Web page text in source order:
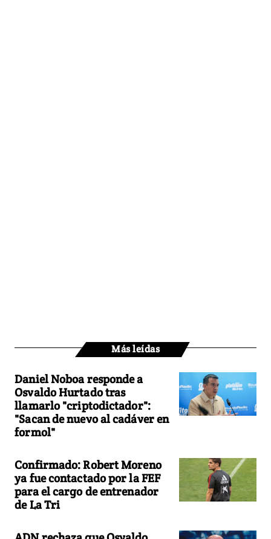
Más leídas
Daniel Noboa responde a
Osvaldo Hurtado tras
llamarlo "criptodictador":
"Sacan de nuevo al cadáver en
formol"
Confirmado: Robert Moreno
ya fue contactado por la FEF
para el cargo de entrenador
de La Tri